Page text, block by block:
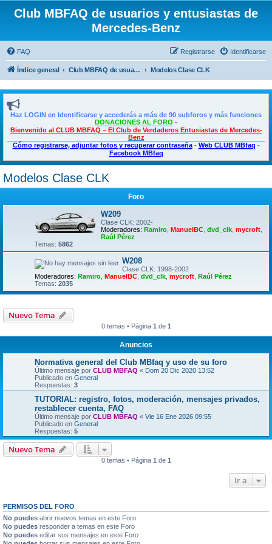
Club MBFAQ de usuarios y entusiastas de
Mercedes-Benz
FAQ Identificarse
Registrarse
Índice general Club MBFAQ de usuarios y entusiastas de Mercedes Benz Modelos Clase CLK
Haz LOGIN en Identificarse y accederás a más de 90 subforos y más funciones
DONACIONES AL FORO -
Bienvenido al CLUB MBFAQ – El Club de Verdaderos Entusiastas de Mercedes-
Benz
Cómo registrarse, adjuntar fotos y recuperar contraseña- Web CLUB MBfaq -
Facebook MBfaq
Modelos Clase CLK
Foro
W209
Clase CLK: 2002-
Moderadores: Ramiro ManuelBC dvd_clk mycroft
Raúl Pérez
Temas: 5862
W208
Clase CLK: 1998-2002
Moderadores: Ramiro ManuelBC dvd_clk mycroft Raúl Pérez
Temas: 2035
Nuevo Tema
0 temas • Página 1 de 1
Anuncios
Normativa general del Club MBfaq y uso de su foro
Último mensaje por CLUB MBFAQ « Dom 20 Dic 2020 13:52
Publicado en General
Respuestas: 3
TUTORIAL: registro, fotos, moderación, mensajes privados,
restablecer cuenta, FAQ
Último mensaje por CLUB MBFAQ « Vie 16 Ene 2026 09:55
Publicado en General
Respuestas: 5
Nuevo Tema
0 temas • Página 1 de 1
Ir a
PERMISOS DEL FORO
No puedes abrir nuevos temas en este Foro
No puedes responder a temas en este Foro
No puedes editar sus mensajes en este Foro